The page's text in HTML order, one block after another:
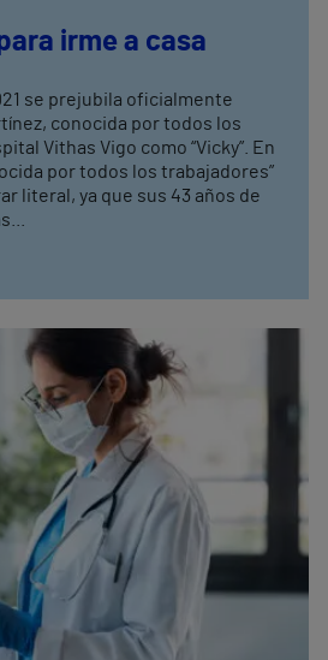
irme a casa
se prejubila oficialmente
conocida por todos los
Vithas Vigo como “Vicky”. En
por todos los trabajadores”
literal, ya que sus 43 años de